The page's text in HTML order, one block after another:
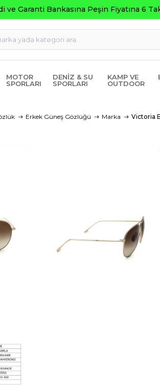
MOTOR
SPORLARI
DENIZ & SU
SPORLARI
KAMP VE
OUTDOOR
Erkek Güneş Gözlüğü Marka Victoria